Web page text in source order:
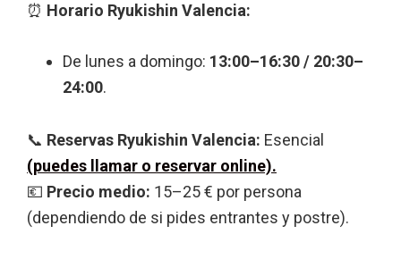
⏰ Horario Ryukishin Valencia:
De lunes a domingo: 13:00–16:30 / 20:30–
24:00.
📞 Reservas Ryukishin Valencia: Esencial
(puedes llamar o reservar online).
💶 Precio medio: 15–25 € por persona
(dependiendo de si pides entrantes y postre).